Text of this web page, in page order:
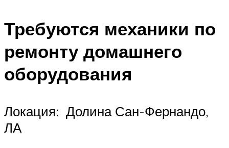
Требуются механики по
ремонту домашнего
оборудования
Локация: Долина Сан-Фернандо,
ЛА